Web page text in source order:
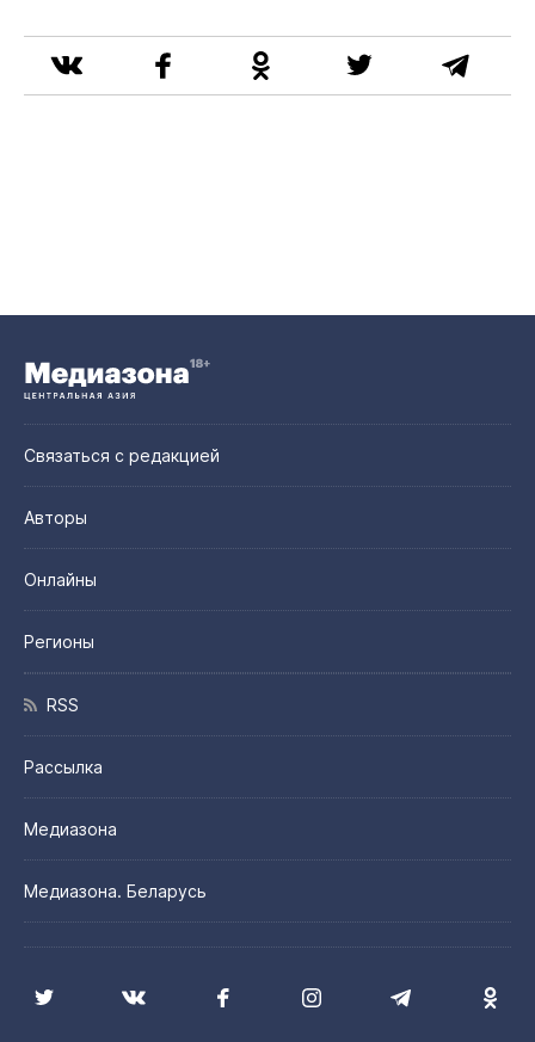
Связаться с редакцией
Авторы
Онлайны
Регионы
RSS
Рассылка
Медиазона
Медиазона. Беларусь